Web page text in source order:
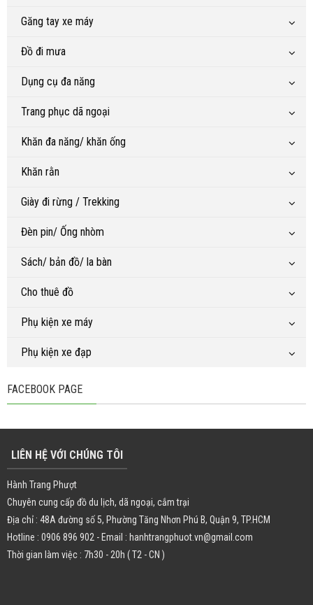
Găng tay xe máy
Đồ đi mưa
Dụng cụ đa năng
Trang phục dã ngoại
Khăn đa năng/ khăn ống
Khăn rằn
Giày đi rừng / Trekking
Đèn pin/ Ống nhòm
Sách/ bản đồ/ la bàn
Cho thuê đồ
Phụ kiện xe máy
Phụ kiện xe đạp
FACEBOOK PAGE
LIÊN HỆ VỚI CHÚNG TÔI
Hành Trang Phượt
Chuyên cung cấp đồ du lịch, dã ngoại, cắm trại
Địa chỉ : 48A đường số 5, Phường Tăng Nhơn Phú B, Quận 9, TP.HCM
Hotline : 0906 896 902 - Email : hanhtrangphuot.vn@gmail.com
Thời gian làm việc : 7h30 - 20h ( T2 - CN )